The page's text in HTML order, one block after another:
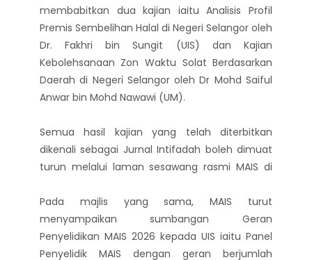
membabitkan dua kajian iaitu Analisis Profil
Premis Sembelihan Halal di Negeri Selangor oleh
Dr. Fakhri bin Sungit (UIS) dan Kajian
Kebolehsanaan Zon Waktu Solat Berdasarkan
Daerah di Negeri Selangor oleh Dr Mohd Saiful
Anwar bin Mohd Nawawi (UM).
Semua hasil kajian yang telah diterbitkan
dikenali sebagai Jurnal Intifadah boleh dimuat
turun melalui laman sesawang rasmi MAIS di
Pada majlis yang sama, MAIS turut
menyampaikan sumbangan Geran
Penyelidikan MAIS 2026 kepada UIS iaitu Panel
Penyelidik MAIS dengan geran berjumlah